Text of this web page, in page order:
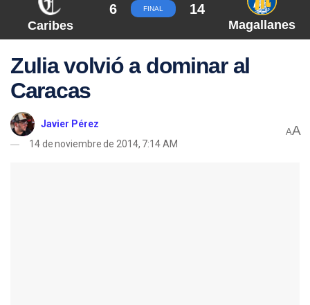
Caribes
6 FINAL 14
Magallanes
Zulia volvió a dominar al
Caracas
Javier Pérez
14 de noviembre de 2014, 7:14 AM
AA